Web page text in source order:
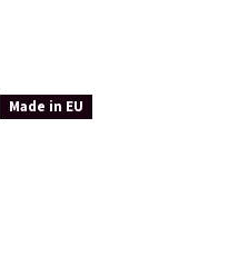
Made in EU